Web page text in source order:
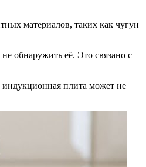
материалов, таких как чугун
обнаружить её. Это связано с
индукционная плита может не